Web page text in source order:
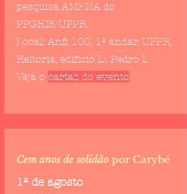
pesquisa AMENA do
PPGHIS/UFPR.
Local: Anfi 100, 1º andar, UFPR,
Reitoria, edifício D. Pedro I.
Veja o cartaz do evento
Cem anos de solidãopor Carybé
1º de agosto